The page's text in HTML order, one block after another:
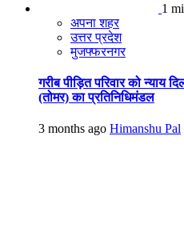
1
अपना शहर
उत्तर प्रदेश
मुजफ्फरनगर
गरीब पीड़ित परिवार को न्याय
(तोमर) का प्रतिनिधिमंडल
3 months ago Himanshu Pal